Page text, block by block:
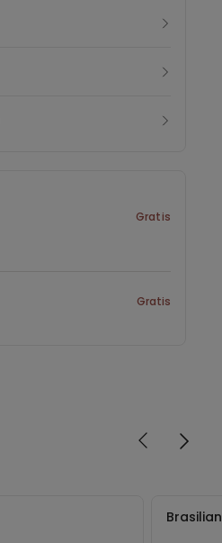
Gratis
Gratis